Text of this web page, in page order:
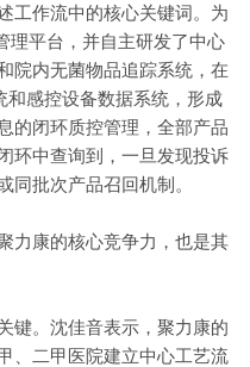
工作流中的核心关键词。为
理平台，并自主研发了中心
院内无菌物品追踪系统，在
和感控设备数据系统，形成
的闭环质控管理，全部产品
环中查询到，一旦发现投诉
同批次产品召回机制。
力康的核心竞争力，也是其
键。沈佳音表示，聚力康的
、二甲医院建立中心工艺流